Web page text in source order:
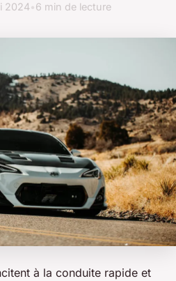
2024•6 min de lecture
à la conduite rapide et